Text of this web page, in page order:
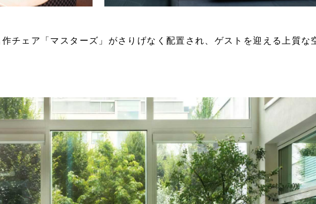
チェア「マスターズ」がさりげなく配置され、ゲストを迎える上質な